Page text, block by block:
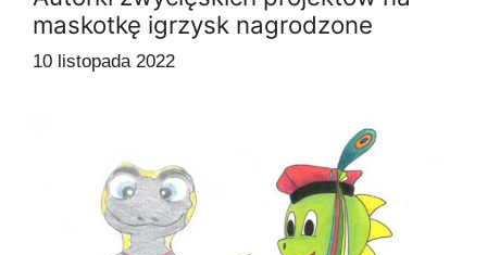
maskotkę igrzysk nagrodzone
10 listopada 2022